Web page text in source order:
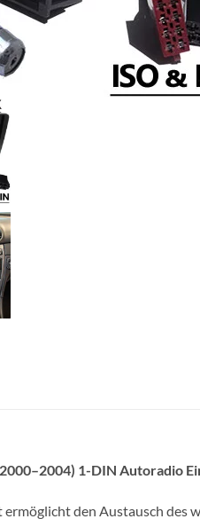
1-DIN Autoradio
ermöglicht den Austausch des